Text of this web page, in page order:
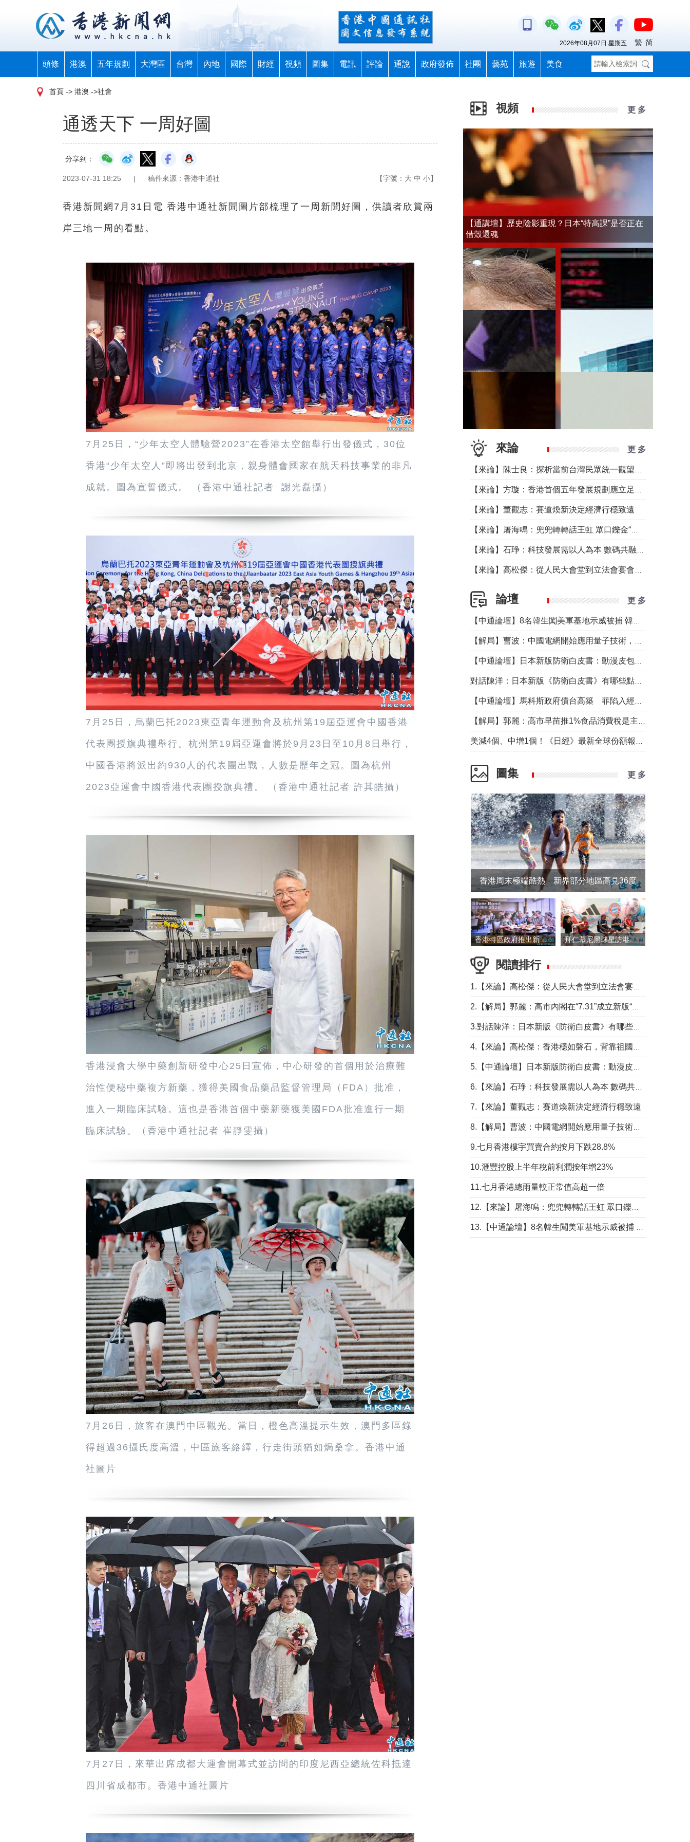
頭條 港澳 五年規劃 大灣區 台灣 內地 國際 財經 視頻 圖集 電訊 評論 通說 政府發佈 社團 藝苑 旅遊 美食
2026年08月07日 星期五 繁 简
首頁 -> 港澳 ->社會
通透天下 一周好圖
分享到：
2023-07-31 18:25 | 稿件來源：香港中通社 【字號： 大 中 小】
香港新聞網7月31日電 香港中通社新聞圖片部梳理了一周新聞好圖，供讀者欣賞兩
岸三地一周的看點。
7月25日，“少年太空人體驗營2023”在香港太空館舉行出發儀式，30位
香港“少年太空人”即將出發到北京，親身體會國家在航天科技事業的非凡
成就。圖為宣誓儀式。 （香港中通社記者 謝光磊攝）
7月25日，烏蘭巴托2023東亞青年運動會及杭州第19屆亞運會中國香港
代表團授旗典禮舉行。杭州第19屆亞運會將於9月23日至10月8日舉行，
中國香港將派出約930人的代表團出戰，人數是歷年之冠。圖為杭州
2023亞運會中國香港代表團授旗典禮。 （香港中通社記者 許其皓攝）
香港浸會大學中藥創新研發中心25日宣佈，中心研發的首個用於治療難
治性便秘中藥複方新藥，獲得美國食品藥品監督管理局（FDA）批准，
進入一期臨床試驗。這也是香港首個中藥新藥獲美國FDA批准進行一期
臨床試驗。（香港中通社記者 崔靜雯攝）
7月26日，旅客在澳門中區觀光。當日，橙色高溫提示生效，澳門多區錄
得超過36攝氏度高溫，中區旅客絡繹，行走街頭猶如焗桑拿。香港中通
社圖片
7月27日，來華出席成都大運會開幕式並訪問的印度尼西亞總統佐科抵達
四川省成都市。香港中通社圖片
視頻 更 多
【通講壇】歷史陰影重現？日本“特高課”是否正在
借殼還魂
來論 更 多
【來論】董觀志：賽道煥新決定經濟行穩致遠
論壇 更 多
圖集 更 多
香港周末極端酷熱 新界部分地區高見36度
香港特區政府推出新一批銀色債券 每手1萬元保底息4.25厘 拜仁慕尼黑球星訪港 與球迷近距離互動
閱讀排行
7.【來論】董觀志：賽道煥新決定經濟行穩致遠
9.七月香港樓宇買賣合約按月下跌28.8%
10.滙豐控股上半年稅前利潤按年增23%
11.七月香港總雨量較正常值高超一倍